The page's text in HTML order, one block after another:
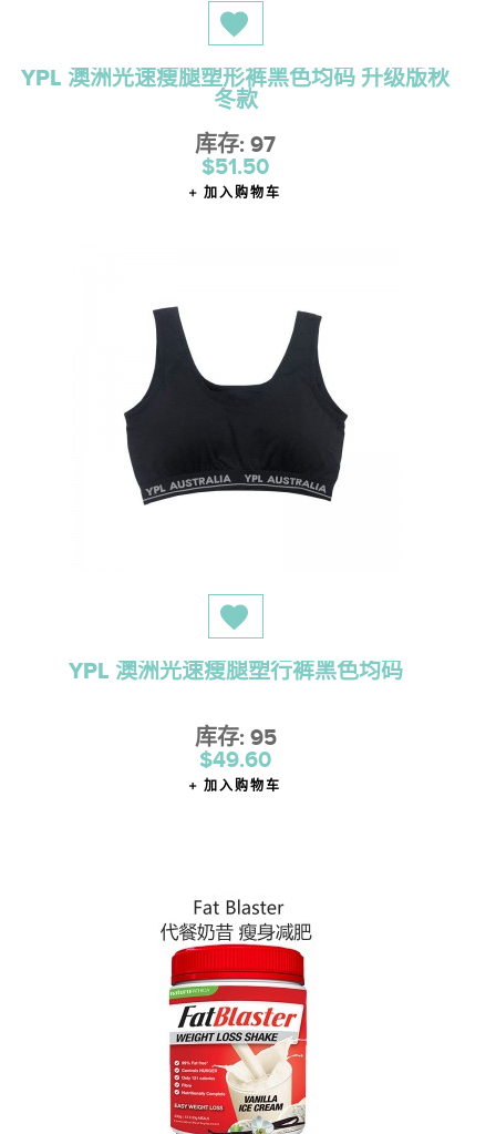
YPL 澳洲光速瘦腿塑形裤黑色均码 升级版秋
冬款
库存: 97
$51.50
加入购物车
YPL 澳洲光速瘦腿塑行裤黑色均码
库存: 95
$49.60
加入购物车